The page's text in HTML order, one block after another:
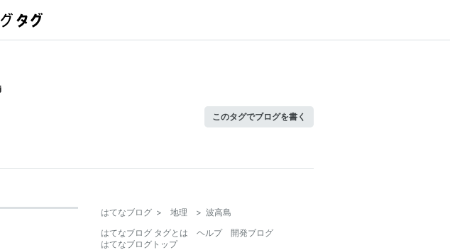
このタグでブログを書く
はてなブログ > 地理 > 波高島
はてなブログ タグとは
ヘルプ
開発ブログ
はてなブログトップ